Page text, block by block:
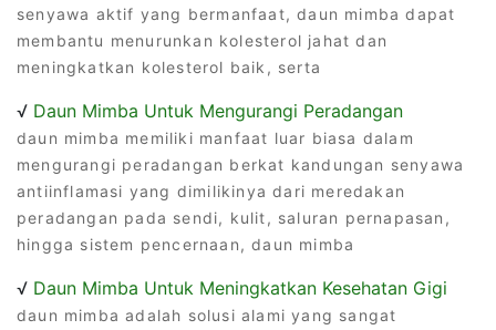
senyawa aktif yang bermanfaat, daun mimba dapat
membantu menurunkan kolesterol jahat dan
meningkatkan kolesterol baik, serta
√ Daun Mimba Untuk Mengurangi Peradangan
daun mimba memiliki manfaat luar biasa dalam
mengurangi peradangan berkat kandungan senyawa
antiinflamasi yang dimilikinya dari meredakan
peradangan pada sendi, kulit, saluran pernapasan,
hingga sistem pencernaan, daun mimba
√ Daun Mimba Untuk Meningkatkan Kesehatan Gigi
daun mimba adalah solusi alami yang sangat